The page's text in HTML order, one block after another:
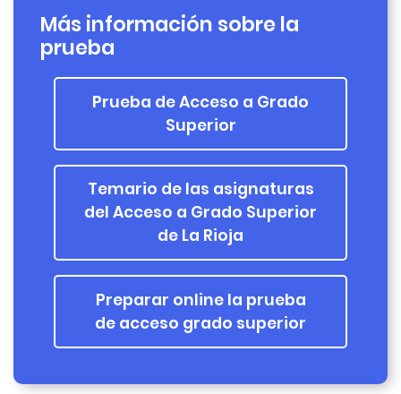
Más información sobre la
prueba
Prueba de Acceso a Grado
Superior
Temario de las asignaturas
del Acceso a Grado Superior
de La Rioja
Preparar online la prueba
de acceso grado superior